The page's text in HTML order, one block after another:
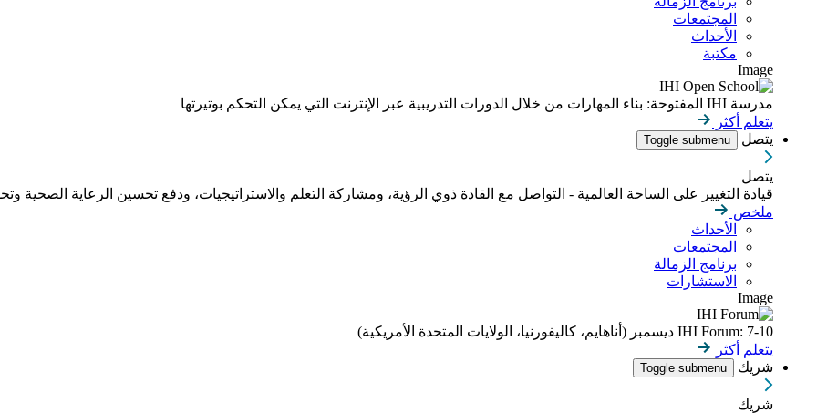
المجتمعات
الأحداث
مكتبة
Image
مدرسة IHI المفتوحة: بناء المهارات من خلال الدورات التدريبية عبر الإنترنت التي يمكن التحكم بوتيرتها
يتعلم أكثر
يتصل
Toggle submenu
يتصل
قيادة التغيير على الساحة العالمية - التواصل مع القادة ذوي الرؤية، ومشاركة التعلم والاستراتيجيات، ودفع تحسين الرعاية الصحية
ملخص
الأحداث
المجتمعات
برنامج الزمالة
الاستشارات
Image
IHI Forum: 7-10 ديسمبر (أناهايم، كاليفورنيا، الولايات المتحدة الأمريكية)
يتعلم أكثر
شريك
Toggle submenu
شريك